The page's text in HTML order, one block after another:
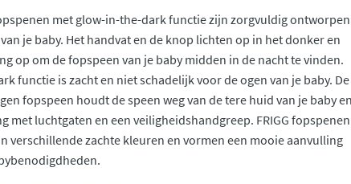
met glow-in-the-dark functie zijn zorgvuldig ontworpen
je baby. Het handvat en de knop lichten op in het donker en
op om de fopspeen van je baby midden in de nacht te vinden.
functie is zacht en niet schadelijk voor de ogen van je baby. De
fopspeen houdt de speen weg van de tere huid van je baby en
met luchtgaten en een veiligheidshandgreep. FRIGG fopspenen
verschillende zachte kleuren en vormen een mooie aanvulling